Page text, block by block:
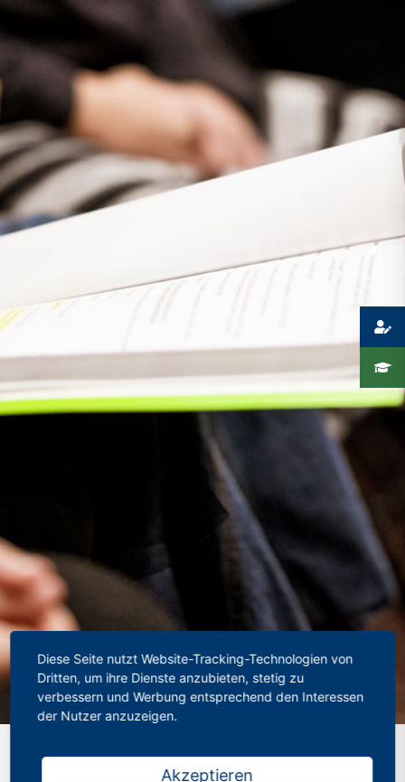
Recht
machen Kinder dümmer“
Diese Seite nutzt Website-Tracking-Technologien von
Dritten, um ihre Dienste anzubieten, stetig zu
verbessern und Werbung entsprechend den Interessen
der Nutzer anzuzeigen.
Akzeptieren